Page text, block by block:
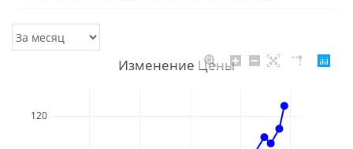
120
Изменение Цены